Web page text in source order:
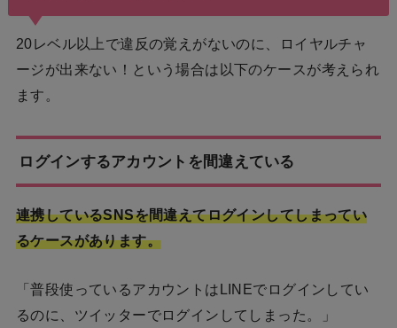
20レベル以上で違反の覚えがないのに、ロイヤルチャ
ージが出来ない！という場合は以下のケースが考えられ
ます。
ログインするアカウントを間違えている
連携しているSNSを間違えてログインしてしまってい
るケースがあります。
「普段使っているアカウントはLINEでログインしてい
るのに、ツイッターでログインしてしまった。」